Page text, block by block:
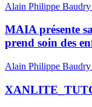
Alain Philippe
MAIA présente
prend soin des
Alain Philippe